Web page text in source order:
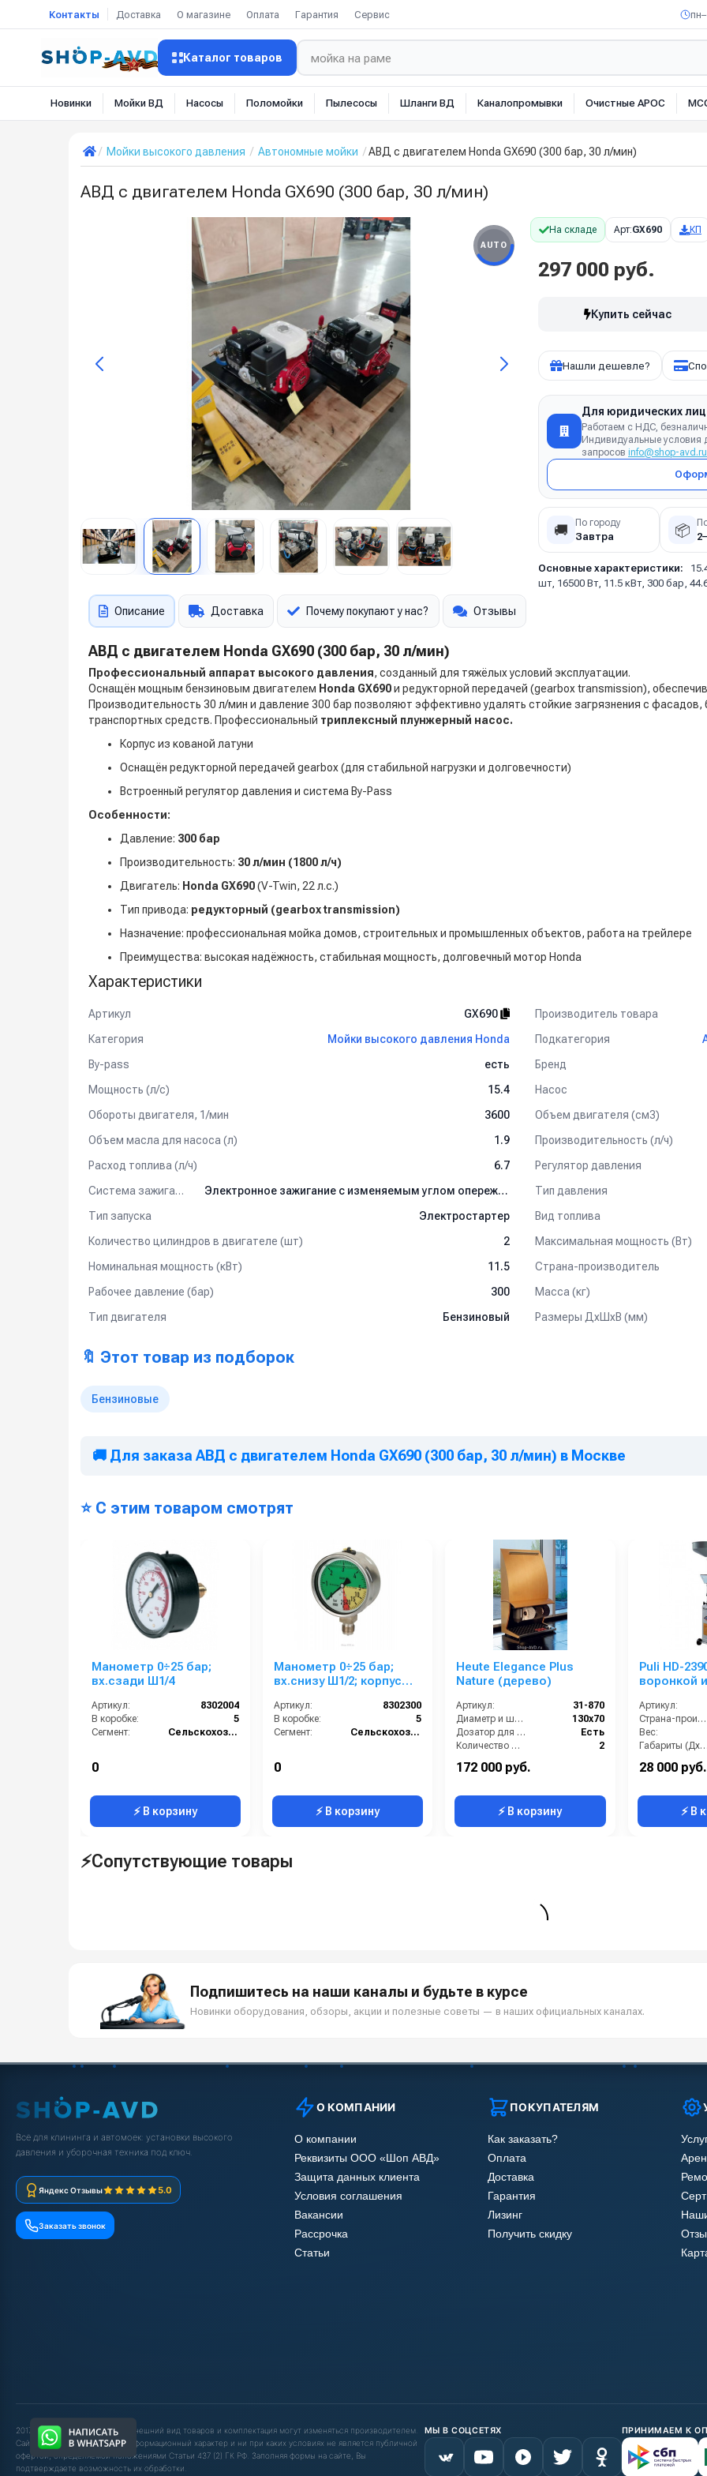
Контакты Доставка О магазине Оплата Гарантия Сервис
Каталог товаров
Новинки Мойки ВД Насосы Поломойки Пылесосы Шланги ВД Каналопромывки Очистные АРОС
Мойки высокого давления Автономные мойки АВД с двигателем Honda GX690 (300 бар, 30 л/мин)
АВД с двигателем Honda GX690 (300 бар, 30 л/мин)
AUTO
На складе Арт:GX690 КП
297 000 руб.
Купить сейчас
Нашли дешевле?
Для юридических лиц
Работаем с НДС,
Индивидуальные условия
запросов info@shop-avd.ru
🚚 По городу
Завтра 📦
Основные характеристики:
шт, 16500 Вт, 11.5 кВт, 300 бар,
Описание Доставка Почему покупают у нас? Отзывы
АВД с двигателем Honda GX690 (300 бар, 30 л/мин)
Профессиональный аппарат высокого давления, созданный для тяжёлых условий эксплуатации.
Оснащён мощным бензиновым двигателем Honda GX690и редукторной передачей (gearbox transmission),
Производительность 30 л/мин и давление 300 бар позволяют эффективно удалять стойкие загрязнения с фасадов,
транспортных средств. Профессиональный триплексный плунжерный насос.
Корпус из кованой латуни
Оснащён редукторной передачей gearbox (для стабильной нагрузки и долговечности)
Встроенный регулятор давления и система By-Pass
Особенности:
Давление: 300 бар
Производительность: 30 л/мин (1800 л/ч)
Двигатель: Honda GX690(V-Twin, 22 л.с.)
Тип привода: редукторный (gearbox transmission)
Назначение: профессиональная мойка домов, строительных и промышленных объектов, работа на трейлере
Преимущества: высокая надёжность, стабильная мощность, долговечный мотор Honda
Характеристики
Артикул GX690
Производитель товара
Категория
Мойки высокого давления Honda Подкатегория
By-pass
есть
Бренд
Мощность (л/с)
15.4
Насос
Обороты двигателя, 1/мин
3600
Объем двигателя (см3)
Объем масла для насоса (л)
1.9
Производительность (л/ч)
Расход топлива (л/ч)
6.7
Регулятор давления
Система зажигания
Электронное зажигание с изменяемым углом опережения
Тип давления
Тип запуска
Электростартер
Вид топлива
Количество цилиндров в двигателе (шт)
2
Максимальная мощность (Вт)
Номинальная мощность (кВт)
11.5
Страна-производитель
Рабочее давление (бар)
300
Масса (кг)
Тип двигателя
Бензиновый Размеры ДхШхВ (мм)
🔖 Этот товар из подборок
Бензиновые
🚚 Для заказа АВД с двигателем Honda GX690 (300 бар, 30 л/мин) в Москве
⭐ С этим товаром смотрят
Манометр 0÷25 бар;
вх.сзади Ш1/4
Артикул:
8302004
В коробке:
5
Сегмент:
Сельскохозяйственный сегмент
0
⚡ В корзину
Манометр 0÷25 бар;
вх.снизу Ш1/2; корпус
Артикул:
8302300
В коробке:
5
Сегмент:
Сельскохозяйственный сегмент
0
⚡ В корзину
Heute Elegance Plus
Nature (дерево)
Артикул:
31-870
Диаметр и ширина щёток (мм):
130х70
Дозатор для крема:
Есть
Количество щёток полировки (шт):
2
Мощность (Вт):
172 000 руб.
⚡ В корзину
Puli HD-
воронкой
Артикул:
Страна-производитель:
Вес:
Габариты
28 000 руб.
⚡ В
⚡Сопутствующие товары
Подпишитесь на наши каналы и будьте в курсе
Новинки оборудования, обзоры, акции и полезные советы — в наших официальных каналах.
Всё для клининга и автомоек: установки высокого
давления и уборочная техника под ключ.
Яндекс Отзывы 5.0
Заказать звонок
О КОМПАНИИ
О компании
Реквизиты ООО «Шоп АВД»
Защита данных клиента
Условия соглашения
Вакансии
Рассрочка
Статьи
ПОКУПАТЕЛЯМ
Как заказать?
Оплата
Доставка
Гарантия
Лизинг
Получить скидку
2017-2025 © ООО "ШОП АВД". Внешний вид товаров и комплектация могут изменяться производителем.
Сайт носит исключительно информационный характер и ни при каких условиях не является публичной
офертой, определяемой положениями Статьи 437 (2) ГК РФ. Заполняя формы на сайте, Вы
подтверждаете возможность их обработки.
МЫ В СОЦСЕТЯХ ПРИНИМАЕМ К